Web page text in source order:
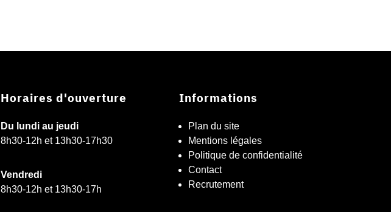
Horaires d'ouverture
Du lundi au jeudi
8h30-12h et 13h30-17h30
Vendredi
8h30-12h et 13h30-17h
Informations
Plan du site
Mentions légales
Politique de confidentialité
Contact
Recrutement